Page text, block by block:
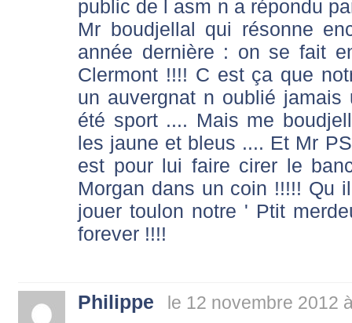
public de l asm n a répondu
Mr boudjellal qui résonne
année dernière : on se fait
Clermont !!!! C est ça que
un auvergnat n oublié
été sport .... Mais me
les jaune et bleus .... Et Mr
est pour lui faire cirer le
Morgan dans un coin !!!!! Qu
jouer toulon notre ' Ptit
forever !!!!
Philippe le 12 novembre 2012